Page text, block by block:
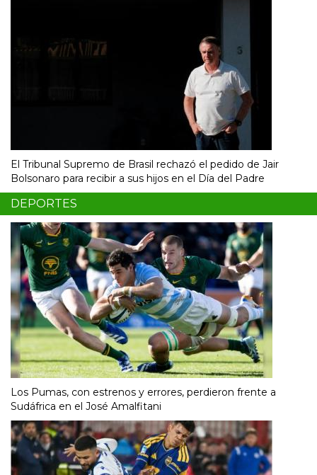
El Tribunal Supremo de Brasil rechazó el pedido de Jair
Bolsonaro para recibir a sus hijos en el Día del Padre
DEPORTES
Los Pumas, con estrenos y errores, perdieron frente a
Sudáfrica en el José Amalfitani